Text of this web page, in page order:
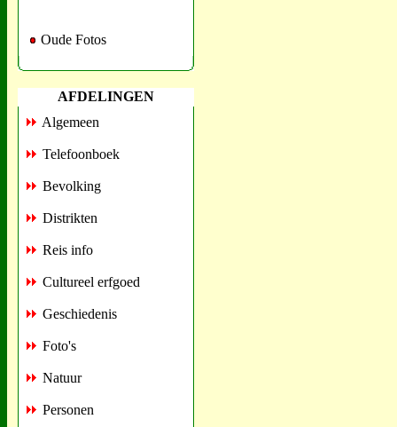
Oude Fotos
AFDELINGEN
Algemeen
Telefoonboek
Bevolking
Distrikten
Reis info
Cultureel erfgoed
Geschiedenis
Foto's
Natuur
Personen